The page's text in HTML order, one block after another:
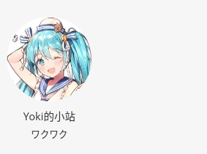
Yoki的小站
ワクワク